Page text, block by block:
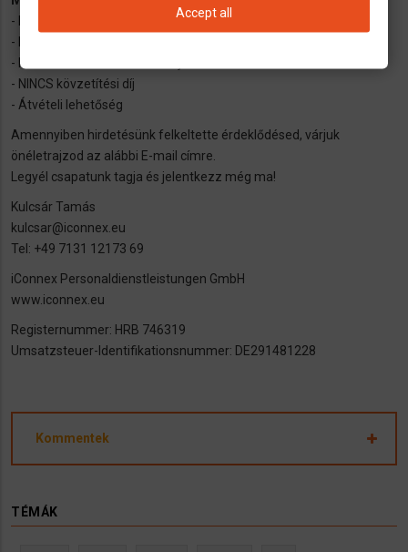
- Kezdő bruttó órabér: 13,50€ - 15€/óra
- Hosszú távú munkalehetőség
- Német munkaszerződés bejelentéssel
- NINCS kövzetítési díj
- Átvételi lehetőség
Amennyiben hirdetésünk felkeltette érdeklődésed, várjuk
önéletrajzod az alábbi E-mail címre.
Legyél csapatunk tagja és jelentkezz még ma!
Kulcsár Tamás
kulcsar@iconnex.eu
Tel: +49 7131 12173 69
iConnex Personaldienstleistungen GmbH
www.iconnex.eu
Registernummer: HRB 746319
Umsatzsteuer-Identifikationsnummer: DE291481228
Kommentek
TÉMÁK
Accept all